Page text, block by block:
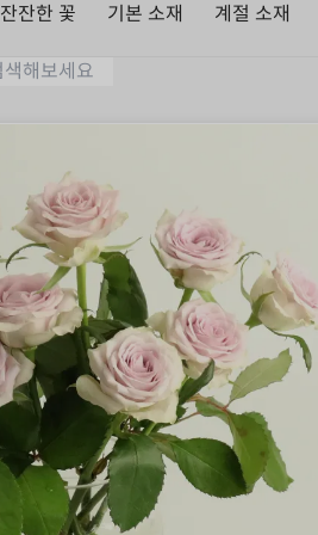
잔잔한 꽃 기본 소재 계절 소재